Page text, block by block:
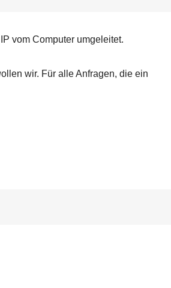
vom Computer umgeleitet.
wir. Für alle Anfragen, die ein